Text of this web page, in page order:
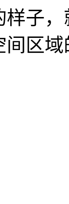
子
间区